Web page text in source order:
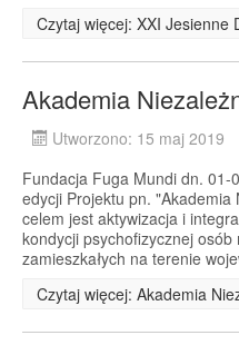
Czytaj więcej: XXI Jesienne
Akademia
Utworzono: 15 maj 2019
Fundacja Fuga Mundi dn. 01-
edycji Projektu pn.
celem jest aktywizacja i
kondycji psychofizycznej osób
zamieszkałych na terenie
Czytaj więcej: Akademia